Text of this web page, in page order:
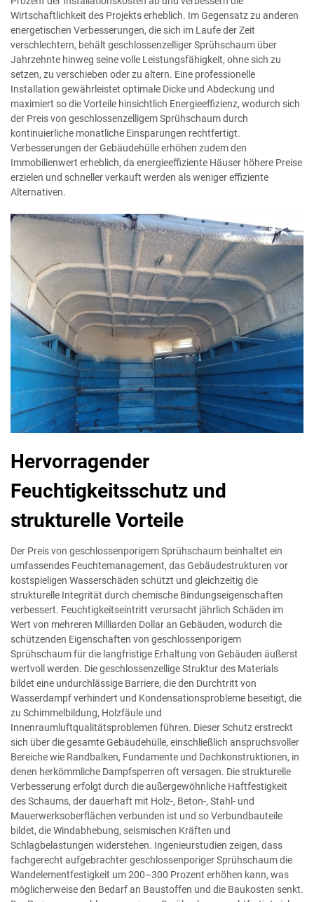
Wirtschaftlichkeit des Projekts erheblich. Im Gegensatz zu anderen
energetischen Verbesserungen, die sich im Laufe der Zeit
verschlechtern, behält geschlossenzelliger Sprühschaum über
Jahrzehnte hinweg seine volle Leistungsfähigkeit, ohne sich zu
setzen, zu verschieben oder zu altern. Eine professionelle
Installation gewährleistet optimale Dicke und Abdeckung und
maximiert so die Vorteile hinsichtlich Energieeffizienz, wodurch sich
der Preis von geschlossenzelligem Sprühschaum durch
kontinuierliche monatliche Einsparungen rechtfertigt.
Verbesserungen der Gebäudehülle erhöhen zudem den
Immobilienwert erheblich, da energieeffiziente Häuser höhere Preise
erzielen und schneller verkauft werden als weniger effiziente
Alternativen.
Hervorragender
Feuchtigkeitsschutz und
strukturelle Vorteile
Der Preis von geschlossenporigem Sprühschaum beinhaltet ein
umfassendes Feuchtemanagement, das Gebäudestrukturen vor
kostspieligen Wasserschäden schützt und gleichzeitig die
strukturelle Integrität durch chemische Bindungseigenschaften
verbessert. Feuchtigkeitseintritt verursacht jährlich Schäden im
Wert von mehreren Milliarden Dollar an Gebäuden, wodurch die
schützenden Eigenschaften von geschlossenporigem
Sprühschaum für die langfristige Erhaltung von Gebäuden äußerst
wertvoll werden. Die geschlossenzellige Struktur des Materials
bildet eine undurchlässige Barriere, die den Durchtritt von
Wasserdampf verhindert und Kondensationsprobleme beseitigt, die
zu Schimmelbildung, Holzfäule und
Innenraumluftqualitätsproblemen führen. Dieser Schutz erstreckt
sich über die gesamte Gebäudehülle, einschließlich anspruchsvoller
Bereiche wie Randbalken, Fundamente und Dachkonstruktionen, in
denen herkömmliche Dampfsperren oft versagen. Die strukturelle
Verbesserung erfolgt durch die außergewöhnliche Haftfestigkeit
des Schaums, der dauerhaft mit Holz-, Beton-, Stahl- und
Mauerwerksoberflächen verbunden ist und so Verbundbauteile
bildet, die Windabhebung, seismischen Kräften und
Schlagbelastungen widerstehen. Ingenieurstudien zeigen, dass
fachgerecht aufgebrachter geschlossenporiger Sprühschaum die
Wandelementfestigkeit um 200–300 Prozent erhöhen kann, was
möglicherweise den Bedarf an Baustoffen und die Baukosten senkt.